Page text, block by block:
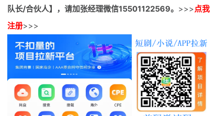
充场项目报价
无人直播
电商入门
最新通知
队长/合伙人】，请加张经理微信15501122569。 >>>点我
注册>>>